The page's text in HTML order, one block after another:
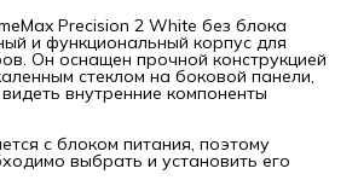
Precision 2 White без блока
и функциональный корпус для
Он оснащен прочной конструкцией
стеклом на боковой панели,
внутренние компоненты
с блоком питания, поэтому
выбрать и установить его